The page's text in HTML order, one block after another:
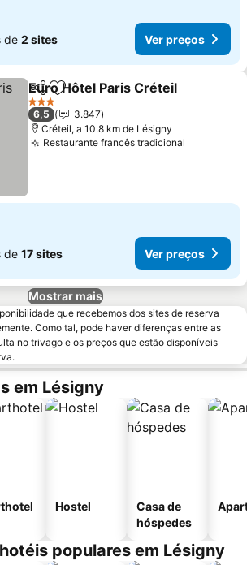
de 2 sites Ver preços
PartilharAdicionar aos favoritos
Euro Hôtel Paris Créteil
3 Estrelas
6,5
3.847
Créteil, a 10.8 km de Lésigny
Restaurante francês tradicional
de 17 sites Ver preços
Mostrar mais
que recebemos dos sites de reserva
Como tal, pode haver diferenças entre as
no trivago e os preços que estão disponíveis
em Lésigny
Hostel
Casa de
hóspedes
populares em Lésigny